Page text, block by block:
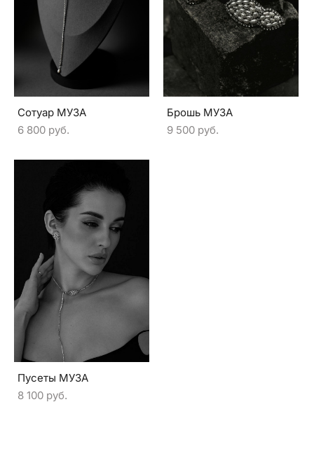
Сотуар МУЗА
6 800 pуб.
Брошь МУЗА
9 500 pуб.
Пусеты МУЗА
8 100 pуб.